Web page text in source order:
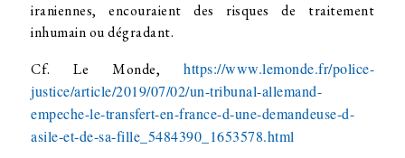
iraniennes, encouraient des risques de traitement
inhumain ou dégradant.
Cf. Le Monde, https://www.lemonde.fr/police-
justice/article/2019/07/02/un-tribunal-allemand-
empeche-le-transfert-en-france-d-une-demandeuse-d-
asile-et-de-sa-fille_5484390_1653578.html